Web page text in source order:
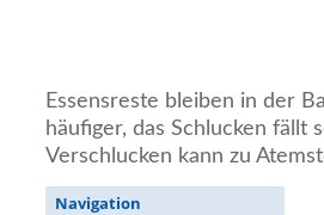
Essensreste bleiben in der
häufiger, das Schlucken
Verschlucken kann zu
Navigation